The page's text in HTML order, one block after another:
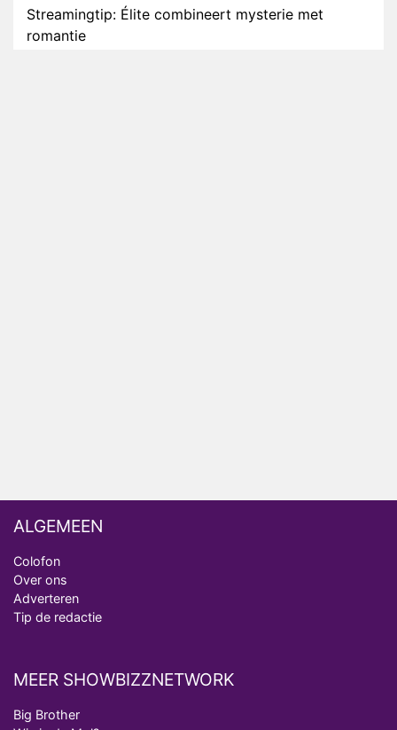
Streamingtip: Élite combineert mysterie met
romantie
ALGEMEEN
Colofon
Over ons
Adverteren
Tip de redactie
MEER SHOWBIZZNETWORK
Big Brother